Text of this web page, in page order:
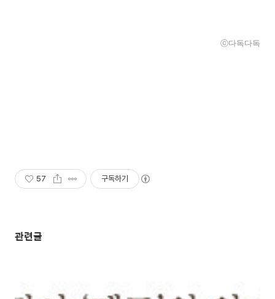
ⓒ다독다독
57 구독하기
관련글